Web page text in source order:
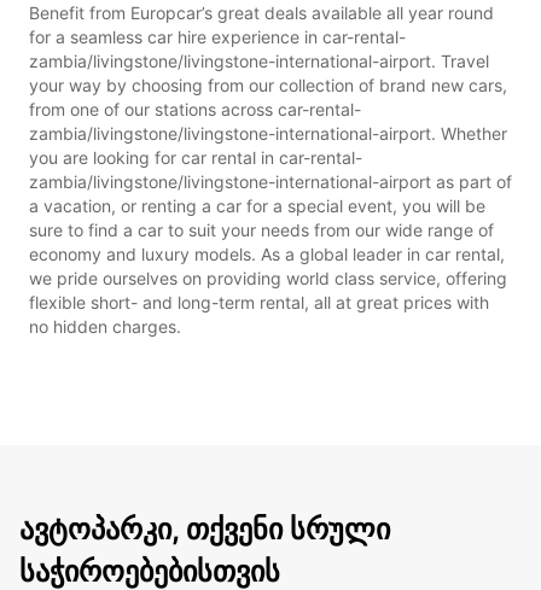
Benefit from Europcar’s great deals available all year round
for a seamless car hire experience in car-rental-
zambia/livingstone/livingstone-international-airport. Travel
your way by choosing from our collection of brand new cars,
from one of our stations across car-rental-
zambia/livingstone/livingstone-international-airport. Whether
you are looking for car rental in car-rental-
zambia/livingstone/livingstone-international-airport as part of
a vacation, or renting a car for a special event, you will be
sure to find a car to suit your needs from our wide range of
economy and luxury models. As a global leader in car rental,
we pride ourselves on providing world class service, offering
flexible short- and long-term rental, all at great prices with
no hidden charges.
ავტოპარკი, თქვენი სრული
საჭიროებებისთვის